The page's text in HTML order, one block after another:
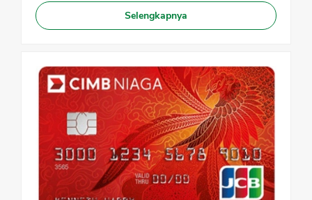
Selengkapnya